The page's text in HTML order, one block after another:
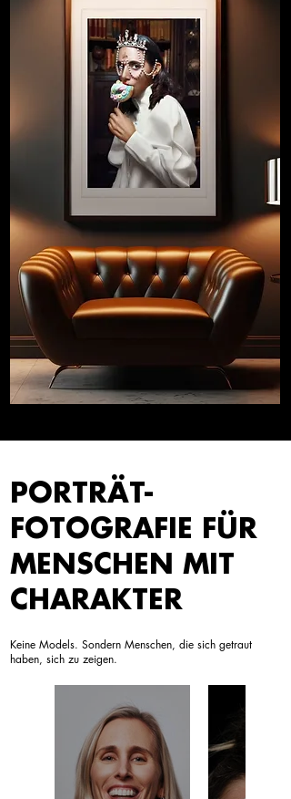
PORTRÄT-
FOTOGRAFIE FÜR
MENSCHEN MIT
CHARAKTER
Keine Models. Sondern Menschen, die sich getraut
haben, sich zu zeigen.